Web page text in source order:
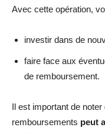
Avec cette opération,
investir dans de
faire face aux
de remboursement.
Il est important de
remboursements peut